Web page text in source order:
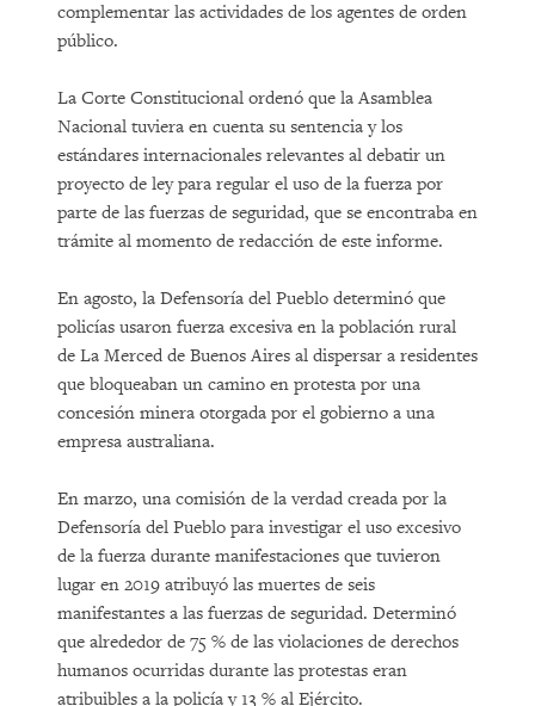
complementar las actividades de los agentes de orden
público.
La Corte Constitucional ordenó que la Asamblea
Nacional tuviera en cuenta su sentencia y los
estándares internacionales relevantes al debatir un
proyecto de ley para regular el uso de la fuerza por
parte de las fuerzas de seguridad, que se encontraba en
trámite al momento de redacción de este informe.
En agosto, la Defensoría del Pueblo determinó que
policías usaron fuerza excesiva en la población rural
de La Merced de Buenos Aires al dispersar a residentes
que bloqueaban un camino en protesta por una
concesión minera otorgada por el gobierno a una
empresa australiana.
En marzo, una comisión de la verdad creada por la
Defensoría del Pueblo para investigar el uso excesivo
de la fuerza durante manifestaciones que tuvieron
lugar en 2019 atribuyó las muertes de seis
manifestantes a las fuerzas de seguridad. Determinó
que alrededor de 75 % de las violaciones de derechos
humanos ocurridas durante las protestas eran
atribuibles a la policía y 13 % al Ejército.